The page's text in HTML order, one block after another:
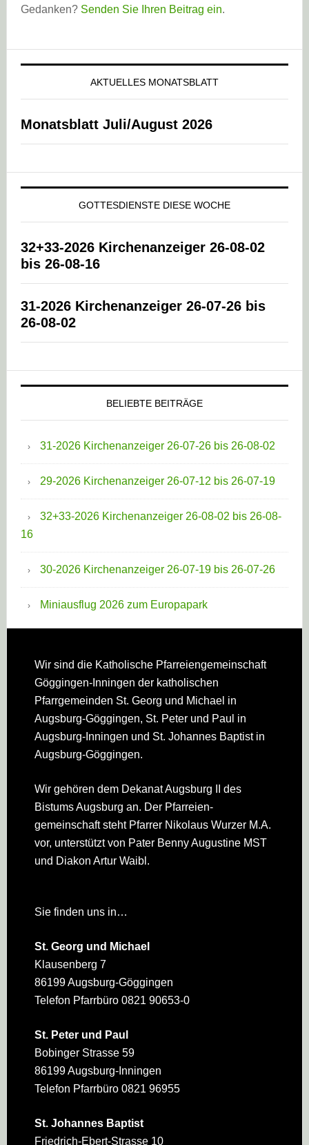
Gedanken? Senden Sie Ihren Beitrag ein.
AKTUELLES MONATSBLATT
Monatsblatt Juli/August 2026
GOTTESDIENSTE DIESE WOCHE
32+33-2026 Kirchenanzeiger 26-08-02
bis 26-08-16
31-2026 Kirchenanzeiger 26-07-26 bis
26-08-02
BELIEBTE BEITRÄGE
31-2026 Kirchenanzeiger 26-07-26 bis 26-08-02
29-2026 Kirchenanzeiger 26-07-12 bis 26-07-19
32+33-2026 Kirchenanzeiger 26-08-02 bis 26-08-
16
30-2026 Kirchenanzeiger 26-07-19 bis 26-07-26
Miniausflug 2026 zum Europapark
Footer
Wir sind die Katholische Pfarreien­gemeinschaft
Göggingen-Inningen der katholischen
Pfarrgemeinden St. Georg und Michael in
Augsburg-Göggingen, St. Peter und Paul in
Augsburg-Inningen und St. Johannes Baptist in
Augsburg-Göggingen.
Wir gehören dem Dekanat Augsburg II des
Bistums Augsburg an. Der Pfarreien­
gemeinschaft steht Pfarrer Nikolaus Wurzer M.A.
vor, unterstützt von Pater Benny Augustine MST
und Diakon Artur Waibl.
Sie finden uns in…
St. Georg und Michael
Klausenberg 7
86199 Augsburg-Göggingen
Telefon Pfarrbüro 0821 90653-0
St. Peter und Paul
Bobinger Strasse 59
86199 Augsburg-Inningen
Telefon Pfarrbüro 0821 96955
St. Johannes Baptist
Friedrich-Ebert-Strasse 10